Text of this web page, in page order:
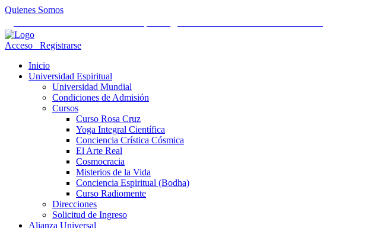
Quienes Somos
Acceso
Registrarse
Inicio
Universidad Espiritual
Universidad Mundial
Condiciones de Admisión
Cursos
Curso Rosa Cruz
Yoga Integral Científica
Conciencia Crística Cósmica
El Arte Real
Cosmocracia
Misterios de la Vida
Conciencia Espiritual (Bodha)
Curso Radiomente
Direcciones
Solicitud de Ingreso
Alianza Universal